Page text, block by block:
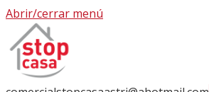
Abrir/cerrar menú